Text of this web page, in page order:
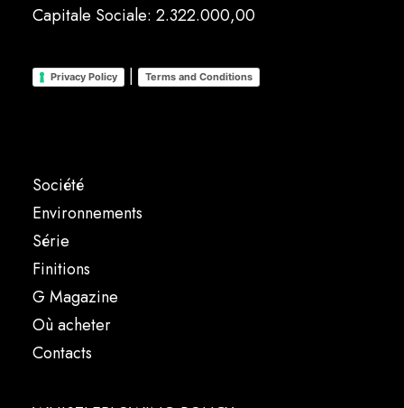
Capitale Sociale: 2.322.000,00
Privacy Policy | Terms and Conditions
Société
Environnements
Série
Finitions
G Magazine
Où acheter
Contacts